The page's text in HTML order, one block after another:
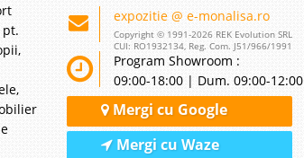
pt.
expozitie @ e-monalisa.ro
Copyright © 1991-2026 REK Evolution SRL
CUI: RO1932134, Reg. Com. J51/966/1991
Program Showroom :
09:00-18:00 | Dum. 09:00-12:00
Mergi cu Google
Mergi cu Waze